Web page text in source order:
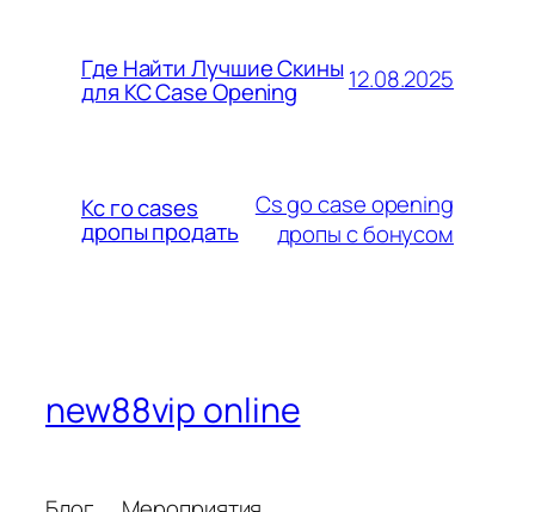
Где Найти Лучшие Скины
для КС Case Opening 12.08.2025
Кс го cases
дропы продать
Cs go case opening
дропы с бонусом
new88vip online